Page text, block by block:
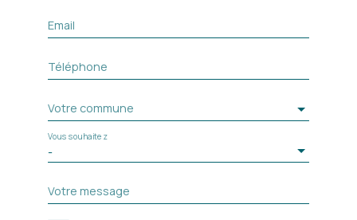
Email
Téléphone
Votre commune
-
Vous souhaitez
Votre message